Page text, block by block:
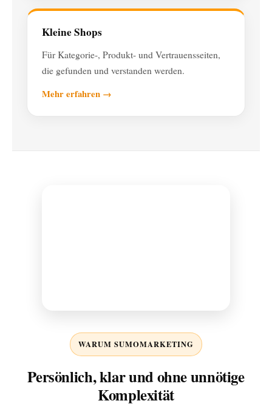
Kleine Shops
Für Kategorie-, Produkt- und Vertrauensseiten,
die gefunden und verstanden werden.
Mehr erfahren →
WARUM SUMOMARKETING
Persönlich, klar und ohne unnötige
Komplexität